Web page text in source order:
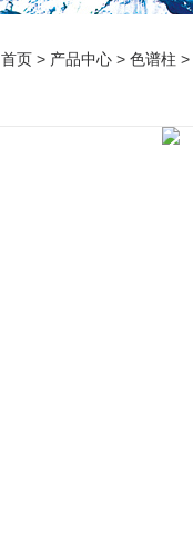
首页 > 产品中心 > 色谱柱 >